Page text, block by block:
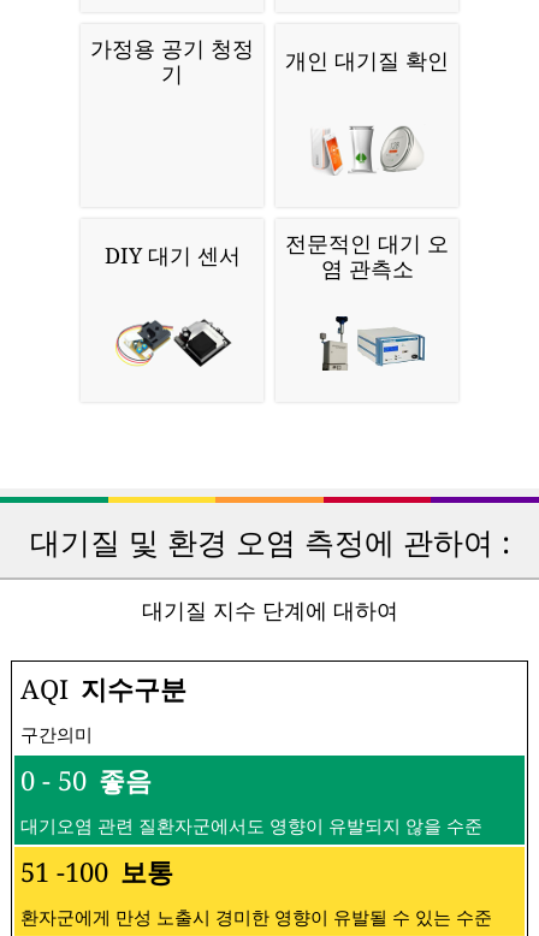
가정용 공기 청정
기
개인 대기질 확인
DIY 대기 센서
전문적인 대기 오
염 관측소
대기질 및 환경 오염 측정에 관하여 :
대기질 지수 단계에 대하여
AQI 지수구분
구간의미
0 - 50 좋음
대기오염 관련 질환자군에서도 영향이 유발되지 않을 수준
51 -100 보통
환자군에게 만성 노출시 경미한 영향이 유발될 수 있는 수준